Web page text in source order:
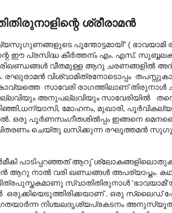
ശ്രീരാമന്‍
പൂന്തോട്ടമായി” (
ഈ പ്രസിദ്ധ കീര്‍ത്തന്ം എം. എസ്.
വീതമുള്ള ആറു ചരണങ്ങളില്‍
രഘുരാമൻ‍‍ വിശ്വാമിത്രനോടൊപ്പം
സാവേരി രാഗത്തിലാണ് തിരുനാള്‍
അനുപല്ലവിയും സാവേരിയിൽ തന്നെ
മോഹനം, മുഖാരി,
ഒരു പൂര്‍ണസംഗീതശില്‍പ്പം ഇങ്ങനെ
ചെയ്തു ലസിക്കുന്ന രഘൂത്തമന്‍
പാടിപ്പറഞ്ഞത് ആറു്
നാൽ വരി ഖണ്ഡങ്ങൾ‍ അപര്യാപ്തം.
സ്വാതിതിരുനാള്‍
ഒരുക്കിയെടുത്തിരിക്കയാണ് . ഒരു
നിശ്ചലദൃശ്യപ്രകടനം